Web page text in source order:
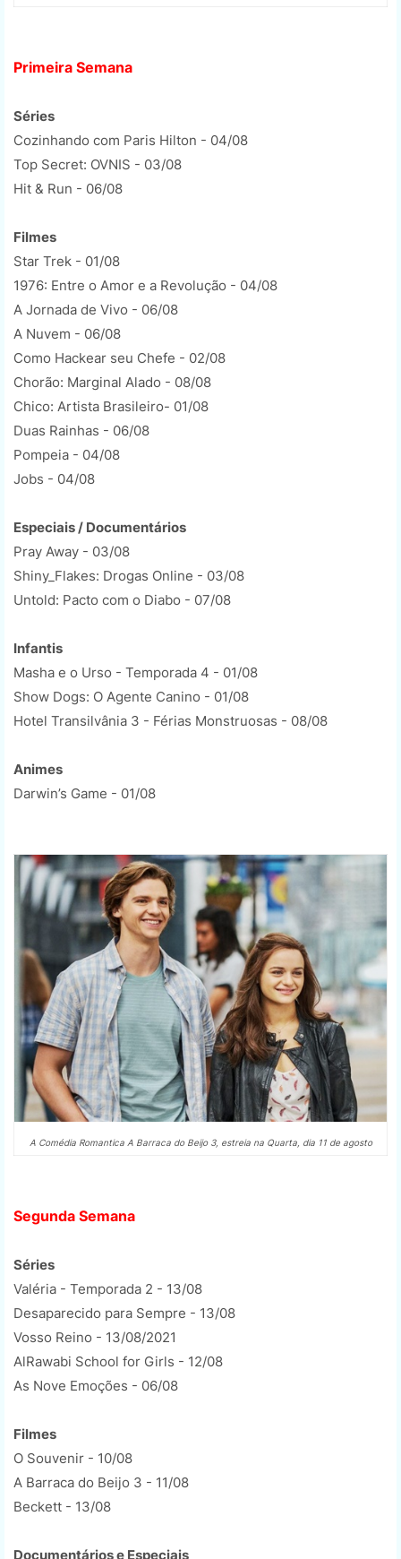
Primeira Semana
Séries
Cozinhando com Paris Hilton - 04/08
Top Secret: OVNIS - 03/08
Hit & Run - 06/08
Filmes
Star Trek - 01/08
1976: Entre o Amor e a Revolução - 04/08
A Jornada de Vivo - 06/08
A Nuvem - 06/08
Como Hackear seu Chefe - 02/08
Chorão: Marginal Alado - 08/08
Chico: Artista Brasileiro- 01/08
Duas Rainhas - 06/08
Pompeia - 04/08
Jobs - 04/08
Especiais / Documentários
Pray Away - 03/08
Shiny_Flakes: Drogas Online - 03/08
Untold: Pacto com o Diabo - 07/08
Infantis
Masha e o Urso - Temporada 4 - 01/08
Show Dogs: O Agente Canino - 01/08
Hotel Transilvânia 3 - Férias Monstruosas - 08/08
Animes
Darwin’s Game - 01/08
A Comédia Romantica A Barraca do Beijo 3, estreia na Quarta, dia 11 de agosto
Segunda Semana
Séries
Valéria - Temporada 2 - 13/08
Desaparecido para Sempre - 13/08
Vosso Reino - 13/08/2021
AlRawabi School for Girls - 12/08
As Nove Emoções - 06/08
Filmes
O Souvenir - 10/08
A Barraca do Beijo 3 - 11/08
Beckett - 13/08
Documentários e Especiais